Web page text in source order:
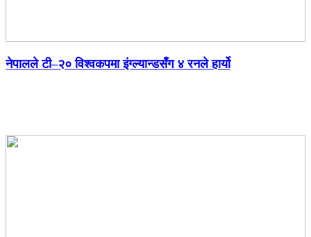
नेपालले टी–२० विश्वकपमा इंग्ल्यान्डसँग ४ रनले हार्यो